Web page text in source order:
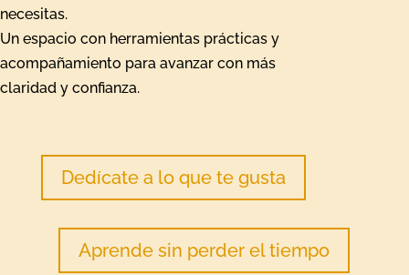
necesitas.
Un espacio con herramientas prácticas y
acompañamiento para avanzar con más
claridad y confianza.
Dedícate a lo que te gusta
Aprende sin perder el tiempo